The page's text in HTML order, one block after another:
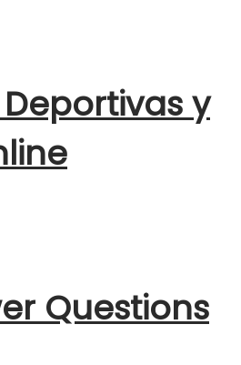
y
Questions